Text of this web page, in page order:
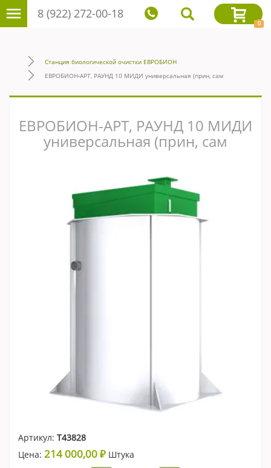
8 (922) 272-00-18
0
Станция биологической очистки ЕВРОБИОН
ЕВРОБИОН-АРТ, РАУНД 10 МИДИ универсальная (прин, сам
ЕВРОБИОН-АРТ, РАУНД 10 МИДИ
универсальная (прин, сам
Артикул: Т43828
Цена: 214 000,00 ₽ Штука